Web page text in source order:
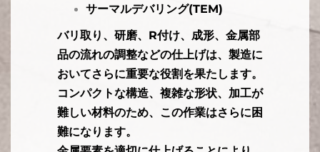
サーマルデバリング(TEM)
バリ取り、研磨、R付け、成形、金属部
品の流れの調整などの仕上げは、製造に
おいてさらに重要な役割を果たします。
コンパクトな構造、複雑な形状、加工が
難しい材料のため、この作業はさらに困
難になります。